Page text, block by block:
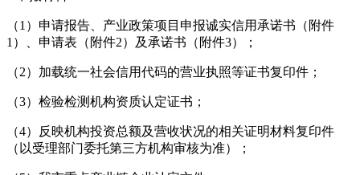
（1）申请报告、产业政策项目申报诚实信用承诺书（附件
1）、申请表（附件2）及承诺书（附件3）；
（2）加载统一社会信用代码的营业执照等证书复印件；
（3）检验检测机构资质认定证书；
（4）反映机构投资总额及营收状况的相关证明材料复印件
（以受理部门委托第三方机构审核为准）；